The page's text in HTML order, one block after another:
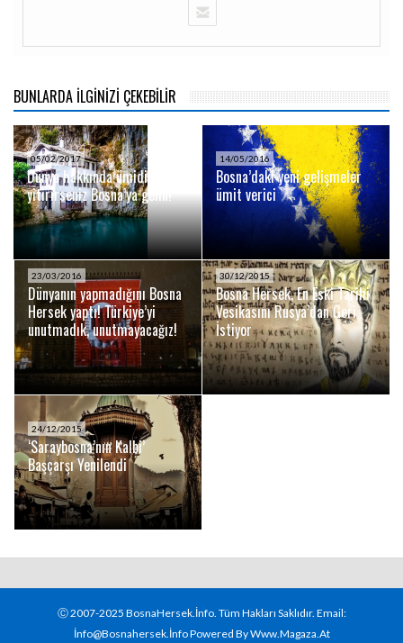
BUNLARDA İLGİNİZİ ÇEKEBİLİR
05/02/2017
Dünya hakkında ümidinizi
yitirirseniz Bosna’ya gelin!
14/05/2016
Bosna’daki yeni gelişmeler
ümit verici
23/03/2016
Dünyanın yapmadığını Bosna
Hersek yaptı! Türkiye’yi
unutmadık, unutmayacağız!
30/12/2015
Bosna Hersek, En Eski Tarihi
Vesikasını Rusya’dan Geri
İstiyor
24/12/2015
‘Saraybosna’nın Kalbi’
Başçarşı Yenilendi
Ⓒ 2007-2025 BosnaHersek.İnfo. Tüm Hakları Saklıdır. Email:
İnfo@bosnahersek.İnfo Powered By Www.magaza.at